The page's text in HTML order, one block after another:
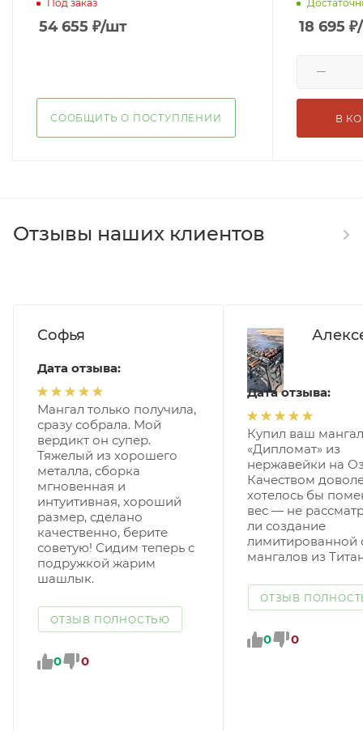
Под заказ
54 655 ₽/шт
СООБЩИТЬ О ПОСТУПЛЕНИИ
18 695 ₽
В
Отзывы наших клиентов
Софья
Дата отзыва:
Мангал только получила,
сразу собрала. Мой
вердикт он супер.
Тяжелый из хорошего
металла, сборка
мгновенная и
интуитивная, хороший
размер, сделано
качественно, берите
советую! Сидим теперь с
подружкой жарим
шашлык.
ОТЗЫВ ПОЛНОСТЬЮ
0 0
Дата отзыва:
Купил ваш мангал
«Дипломат» из
нержавейки на
Качеством
хотелось бы
вес — не
ли создание
лимитированной
мангалов из
ОТЗЫВ
0 0